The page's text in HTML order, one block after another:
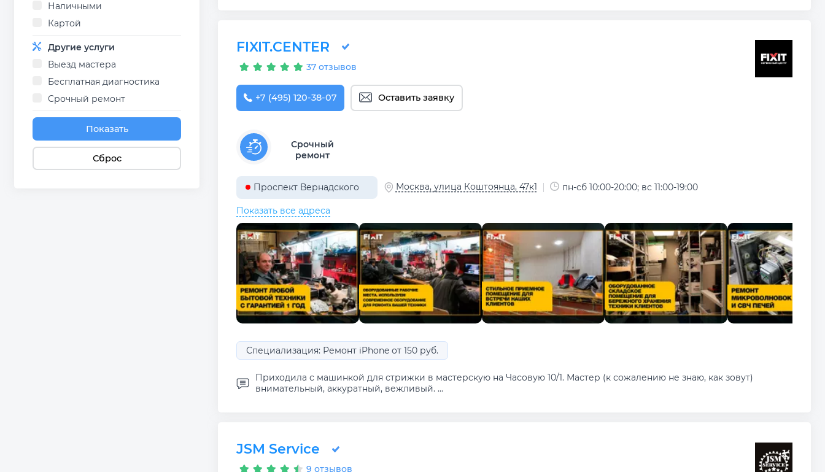
Наличными
Картой
Другие услуги
Выезд мастера
Бесплатная диагностика
Срочный ремонт
Показать
Сброс
FIXIT.CENTER
37 отзывов
+7 (495) 120-38-07 Оставить заявку
Срочный
ремонт
Проспект Вернадского Москва, улица Коштоянца, 47к1 пн-сб 10:00-20:00; вс 11:00-19:00
Показать все адреса
Специализация: Ремонт iPhone от 150 руб.
Приходила с машинкой для стрижки в мастерскую на Часовую 10/1. Мастер (к сожалению не знаю, как зовут)
внимательный, аккуратный, вежливый. ...
JSM Service
9 отзывов